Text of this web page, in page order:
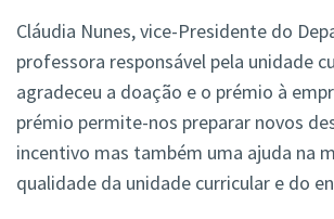
Cláudia Nunes, vice-Presidente do
professora responsável pela unidade
agradeceu a doação e o prémio à
prémio permite-nos preparar novos
incentivo mas também uma ajuda na
qualidade da unidade curricular e do